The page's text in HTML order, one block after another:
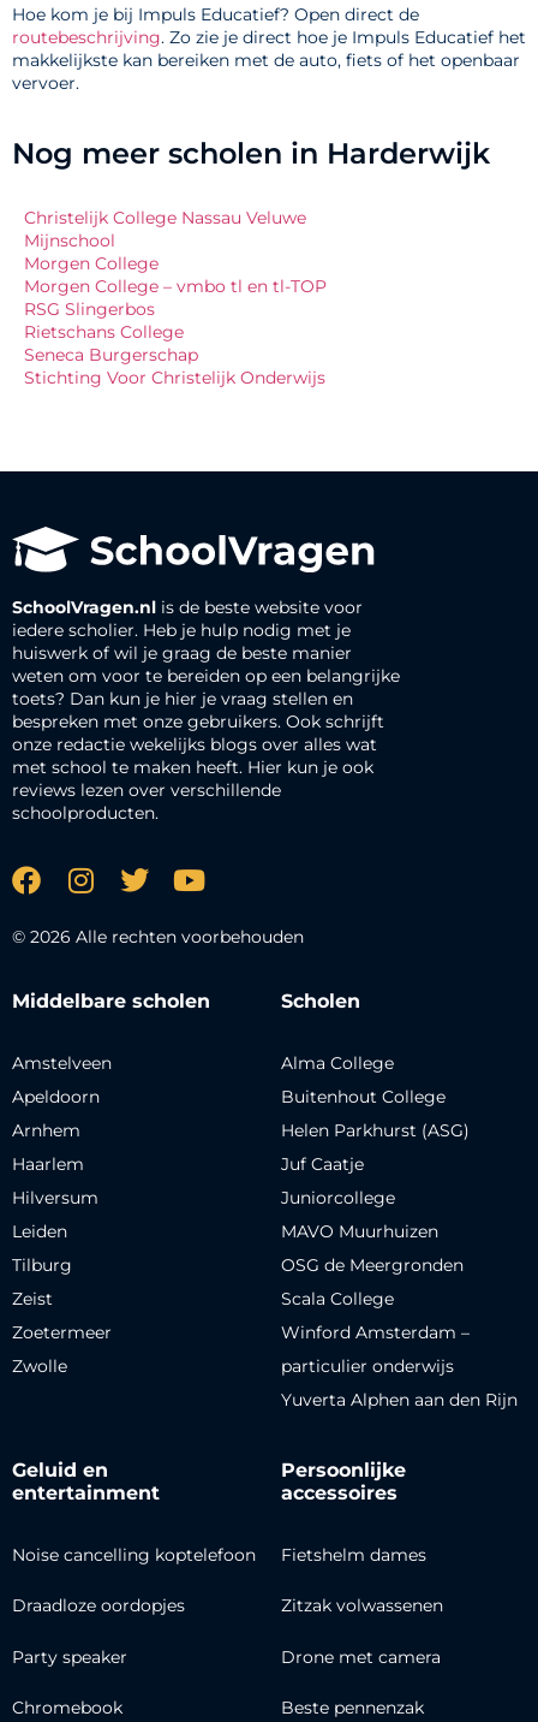
Hoe kom je bij Impuls Educatief? Open direct de
routebeschrijving. Zo zie je direct hoe je Impuls Educatief het
makkelijkste kan bereiken met de auto, fiets of het openbaar
vervoer.
Nog meer scholen in Harderwijk
Christelijk College Nassau Veluwe
Mijnschool
Morgen College
Morgen College – vmbo tl en tl-TOP
RSG Slingerbos
Rietschans College
Seneca Burgerschap
Stichting Voor Christelijk Onderwijs
SchoolVragen.nl is de beste website voor
iedere scholier. Heb je hulp nodig met je
huiswerk of wil je graag de beste manier
weten om voor te bereiden op een belangrijke
toets? Dan kun je hier je vraag stellen en
bespreken met onze gebruikers. Ook schrijft
onze redactie wekelijks blogs over alles wat
met school te maken heeft. Hier kun je ook
reviews lezen over verschillende
schoolproducten.
© 2026 Alle rechten voorbehouden
Middelbare scholen
Amstelveen
Apeldoorn
Arnhem
Haarlem
Hilversum
Leiden
Tilburg
Zeist
Zoetermeer
Zwolle
Scholen
Alma College
Buitenhout College
Helen Parkhurst (ASG)
Juf Caatje
Juniorcollege
MAVO Muurhuizen
OSG de Meergronden
Scala College
Winford Amsterdam –
particulier onderwijs
Yuverta Alphen aan den Rijn
Geluid en
entertainment
Noise cancelling koptelefoon
Draadloze oordopjes
Party speaker
Chromebook
Persoonlijke
accessoires
Fietshelm dames
Zitzak volwassenen
Drone met camera
Beste pennenzak